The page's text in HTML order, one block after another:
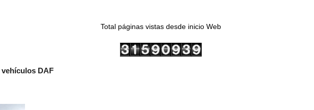
vehículos DAF
Total páginas vistas desde inicio Web